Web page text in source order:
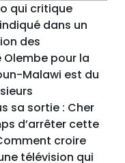
qui critique
dans un
des
pour la
Malawi est du
sa sortie : Cher
d’arrêter cette
croire
télévision qui